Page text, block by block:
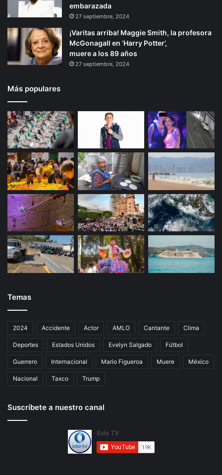
embarazada
27 septiembre, 2024
¡Varitas arriba! Maggie Smith, la profesora
McGonagall en ‘Harry Potter’,
muere a los 89 años
27 septiembre, 2024
Más populares
Temas
2024 Accidente Actor AMLO Cantante Clima
Deportes Estados Unidos Evelyn Salgado Fútbol
Guerrero Internacional Mario Figueroa Muere México
Nacional Taxco Trump
Suscríbete a nuestro canal